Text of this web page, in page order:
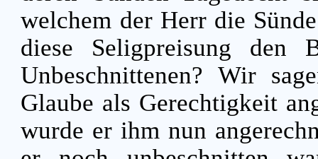
welchem der Herr die
diese Seligpreisung den
Unbeschnittenen? Wir
Glaube als Gerechtigkeit
wurde er ihm nun